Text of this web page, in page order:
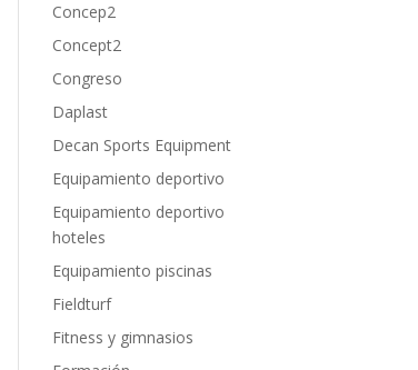
Concep2
Concept2
Congreso
Daplast
Decan Sports Equipment
Equipamiento deportivo
Equipamiento deportivo
hoteles
Equipamiento piscinas
Fieldturf
Fitness y gimnasios